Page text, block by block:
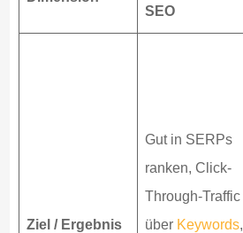
SEO
Ziel / Ergebnis
Gut in SERPs
ranken, Click-
Through-Traffic
über Keywords,